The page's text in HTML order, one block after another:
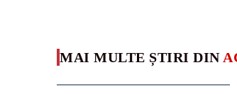
MAI MULTE ȘTIRI DIN